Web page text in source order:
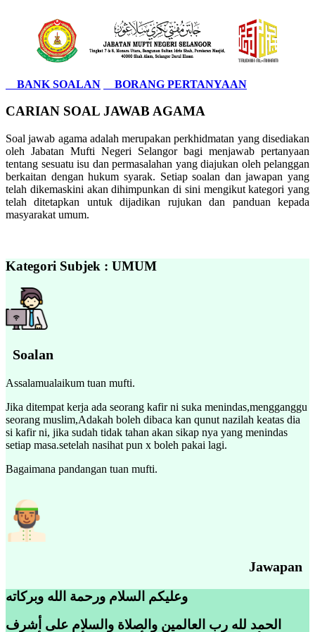
BANK SOALAN BORANG PERTANYAAN
CARIAN SOAL JAWAB AGAMA
Soal jawab agama adalah merupakan perkhidmatan yang disediakan
oleh Jabatan Mufti Negeri Selangor bagi menjawab pertanyaan
tentang sesuatu isu dan permasalahan yang diajukan oleh pelanggan
berkaitan dengan hukum syarak. Setiap soalan dan jawapan yang
telah dikemaskini akan dihimpunkan di sini mengikut kategori yang
telah ditetapkan untuk dijadikan rujukan dan panduan kepada
masyarakat umum.
Kategori Subjek : UMUM
Soalan
Assalamualaikum tuan mufti.
Jika ditempat kerja ada seorang kafir ni suka menindas,mengganggu
seorang muslim,Adakah boleh dibaca kan qunut nazilah keatas dia
si kafir ni, jika sudah tidak tahan akan sikap nya yang menindas
setiap masa.setelah nasihat pun x boleh pakai lagi.
Bagaimana pandangan tuan mufti.
Jawapan
وعليكم السلام ورحمة الله وبركاته
الحمد لله رب العالمين والصلاة والسلام على أشرف